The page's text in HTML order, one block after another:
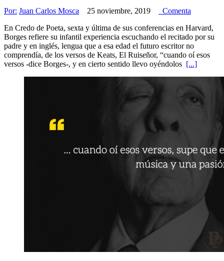
Por: Juan Carlos Mosca 25 noviembre, 2019
Comenta
En Credo de Poeta, sexta y última de sus conferencias en Harvard,
Borges refiere su infantil experiencia escuchando el recitado por su
padre y en inglés, lengua que a esa edad el futuro escritor no
comprendía, de los versos de Keats, El Ruiseñor, “cuando oí esos
versos -dice Borges-, y en cierto sentido llevo oyéndolos [...]